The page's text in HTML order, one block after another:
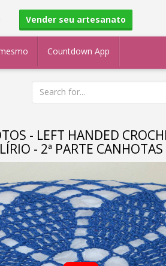
Vender seu artesanato
Countdown App
- LEFT HANDED
LÍRIO - 2ª PARTE CANHOTAS